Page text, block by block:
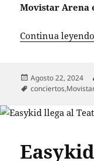
Movistar Arena
Continua leyendo
Publicado
el
Agosto 22, 2024
Etiquetas
conciertos,